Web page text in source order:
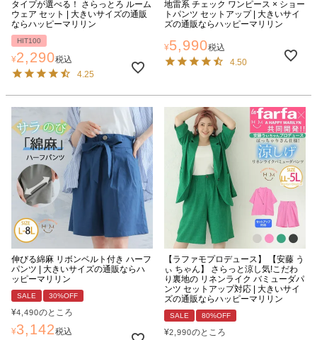
タイプが選べる！ さらっとろ ルーム
ウェア セット | 大きいサイズの通販
ならハッピーマリリン
HIT100
¥2,290税込
4.25
地雷系 チェック ワンピース × ショー
トパンツ セットアップ | 大きいサイ
ズの通販ならハッピーマリリン
¥5,990税込
4.50
伸びる綿麻 リボンベルト付き ハーフ
パンツ | 大きいサイズの通販ならハ
ッピーマリリン
SALE 30%OFF
¥4,490のところ
¥3,142税込
【ラファモプロデュース】 【安藤 う
ぃ ちゃん】 さらっと涼し気!こだわ
り裏地の リネンライク バミューダパ
ンツ セットアップ対応 | 大きいサイ
ズの通販ならハッピーマリリン
SALE 80%OFF
¥2,990のところ